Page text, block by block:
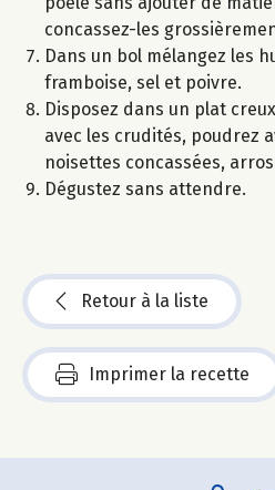
concassez-les
Dans un bol mélangez les
framboise, sel et poivre.
Disposez dans un plat
avec les crudités, poudrez
noisettes concassées,
Dégustez sans attendre.
Retour à la liste
Imprimer la recette